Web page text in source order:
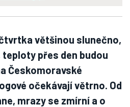
většinou slunečno,
přes den budou
Českomoravské
očekávají větrno. Od
mrazy se zmírní a o